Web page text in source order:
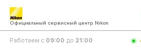
Официальный сервисный центр Nikon
Работаем с 09:00 до 21:00